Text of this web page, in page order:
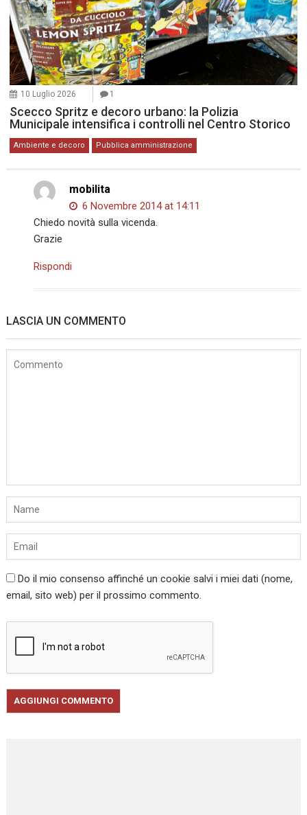
10 Luglio 2026 1
Scecco Spritz e decoro urbano: la Polizia
Municipale intensifica i controlli nel Centro Storico
Ambiente e decoro Pubblica amministrazione
mobilita
6 Novembre 2014 at 14:11
Chiedo novità sulla vicenda.
Grazie
Rispondi
LASCIA UN COMMENTO
Do il mio consenso affinché un cookie salvi i miei dati (nome,
email, sito web) per il prossimo commento.